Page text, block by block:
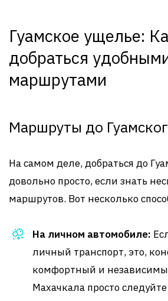
Гуамское ущелье:
добраться
маршрутами
Маршруты до
На самом деле, добраться до
довольно просто, если знать
маршрутов. Вот несколько
На личном автомобиле:
личный транспорт, это,
комфортный и
Махачкала просто